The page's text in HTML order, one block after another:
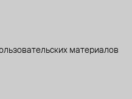
материалов